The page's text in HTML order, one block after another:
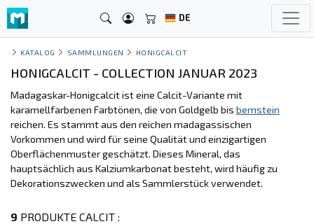
DE
KATALOG SAMMLUNGEN HONIGCALCIT
HONIGCALCIT - COLLECTION JANUAR 2023
Madagaskar-Honigcalcit ist eine Calcit-Variante mit
karamellfarbenen Farbtönen, die von Goldgelb bis bernstein
reichen. Es stammt aus den reichen madagassischen
Vorkommen und wird für seine Qualität und einzigartigen
Oberflächenmuster geschätzt. Dieses Mineral, das
hauptsächlich aus Kalziumkarbonat besteht, wird häufig zu
Dekorationszwecken und als Sammlerstück verwendet.
9 PRODUKTE CALCIT :